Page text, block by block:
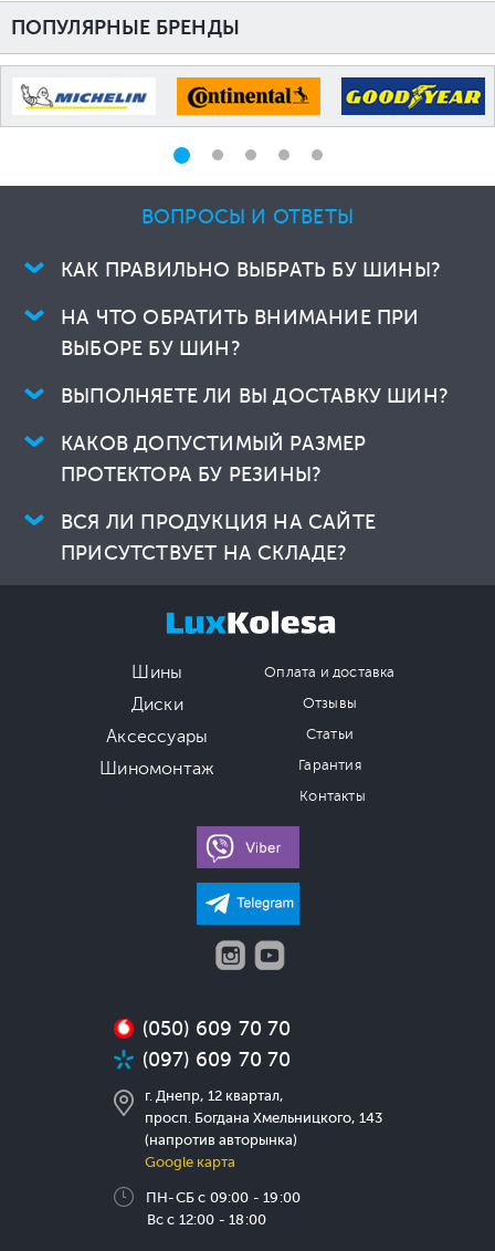
ВОПРОСЫ И ОТВЕТЫ
КАК ПРАВИЛЬНО ВЫБРАТЬ БУ ШИНЫ?
НА ЧТО ОБРАТИТЬ ВНИМАНИЕ ПРИ
ВЫБОРЕ БУ ШИН?
ВЫПОЛНЯЕТЕ ЛИ ВЫ ДОСТАВКУ ШИН?
КАКОВ ДОПУСТИМЫЙ РАЗМЕР
ПРОТЕКТОРА БУ РЕЗИНЫ?
ВСЯ ЛИ ПРОДУКЦИЯ НА САЙТЕ
ПРИСУТСТВУЕТ НА СКЛАДЕ?
ПОПУЛЯРНЫЕ БРЕНДЫ
Шины
Диски
Аксессуары
Шиномонтаж
Оплата и доставка
Отзывы
Статьи
Гарантия
Контакты
(050) 609 70 70
(097) 609 70 70
г. Днепр, 12 квартал,
просп. Богдана Хмельницкого, 143
(напротив авторынка)
Google карта
ПН-СБ с 09:00 - 19:00
Вс с 12:00 - 18:00